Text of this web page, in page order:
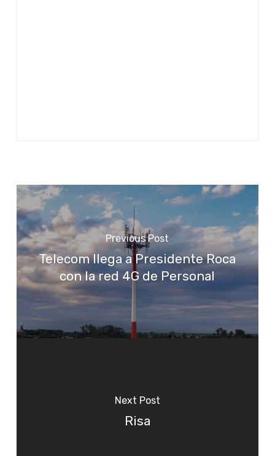
Previous Post
Telecom llega a Presidente Roca
con la red 4G de Personal
Next Post
Risa